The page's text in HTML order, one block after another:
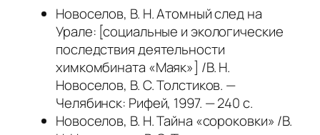
Новоселов, В. Н. Атомный след на
Урале: [социальные и экологические
последствия деятельности
химкомбината «Маяк»] /В. Н.
Новоселов, В. С. Толстиков. —
Челябинск: Рифей, 1997. — 240 с.
Новоселов, В. Н. Тайна «сороковки» /В.